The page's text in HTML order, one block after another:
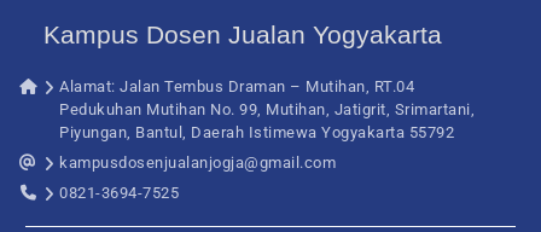
Kampus Dosen Jualan Yogyakarta
Alamat: Jalan Tembus Draman – Mutihan, RT.04
Pedukuhan Mutihan No. 99, Mutihan, Jatigrit, Srimartani,
Piyungan, Bantul, Daerah Istimewa Yogyakarta 55792
kampusdosenjualanjogja@gmail.com
0821-3694-7525